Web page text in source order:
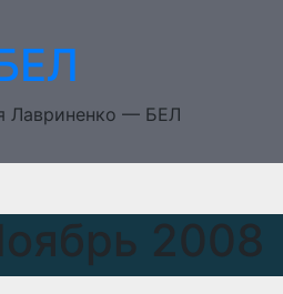
Лавриненко — БЕЛ
2008